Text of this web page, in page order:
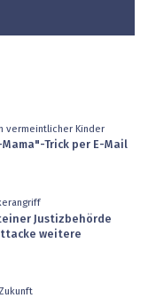
vermeintlicher Kinder
Trick per E-Mail
Justizbehörde
weitere